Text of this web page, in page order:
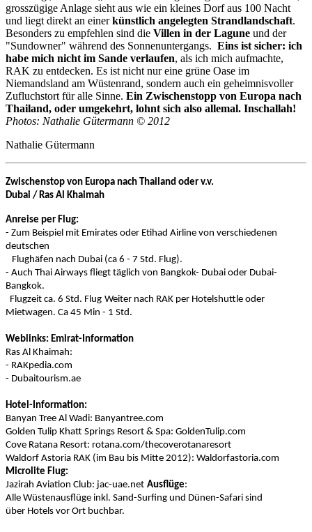
grosszügige Anlage sieht aus wie ein kleines Dorf aus 100 Nacht
und liegt direkt an einerkünstlich angelegten Strandlandschaft.
Besonders zu empfehlen sind die Villen in der Lagune und der
"Sundowner" während des Sonnenuntergangs. Eins ist sicher: ich
habe mich nicht im Sande verlaufen, als ich mich aufmachte,
RAK zu entdecken. Es ist nicht nur eine grüne Oase im
Niemandsland am Wüstenrand, sondern auch ein geheimnisvoller
Zufluchstort für alle Sinne. Ein Zwischenstopp von Europa nach
Thailand, oder umgekehrt, lohnt sich also allemal. Inschallah!
Photos: Nathalie Gütermann © 2012
Nathalie Gütermann
Zwischenstop von Europa nach Thailand oder v.v.
Dubai / Ras Al Khaimah
Anreise per Flug:
- Zum Beispiel mit Emirates oder Etihad Airline von verschiedenen
deutschen
Flughäfen nach Dubai (ca 6 - 7 Std. Flug).
- Auch Thai Airways fliegt täglich von Bangkok- Dubai oder Dubai-
Bangkok.
Flugzeit ca. 6 Std. Flug Weiter nach RAK per Hotelshuttle oder
Mietwagen. Ca 45 Min - 1 Std.
Weblinks: Emirat-Information
Ras Al Khaimah:
- RAKpedia.com
- Dubaitourism.ae
Hotel-Information:
Banyan Tree Al Wadi: Banyantree.com
Golden Tulip Khatt Springs Resort & Spa: GoldenTulip.com
Cove Ratana Resort: rotana.com/thecoverotanaresort
Waldorf Astoria RAK (im Bau bis Mitte 2012): Waldorfastoria.com
Microlite Flug:
Jazirah Aviation Club: jac-uae.net Ausflüge:
Alle Wüstenausflüge inkl. Sand-Surfing und Dünen-Safari sind
über Hotels vor Ort buchbar.